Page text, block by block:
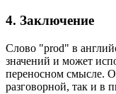
4. Заключение
Слово "prod" в
значений и может
переносном смысле.
разговорной, так и в